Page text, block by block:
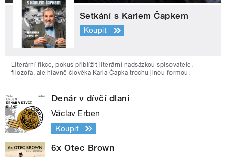
Setkání s Karlem Čapkem
Koupit
Literární fikce, pokus přiblížit literární nadsázkou spisovatele,
filozofa, ale hlavně člověka Karla Čapka trochu jinou formou.
Denár v dívčí dlani
Václav Erben
Koupit
6x Otec Brown